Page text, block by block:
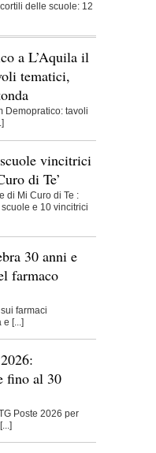
delle scuole: 12
a L’Aquila il
tematici,
Demopratico: tavoli
vincitrici
di Te’
di Mi Curo di Te :
e 10 vincitrici
30 anni e
farmaco
farmaci
e [...]
fino al 30
Poste 2026 per